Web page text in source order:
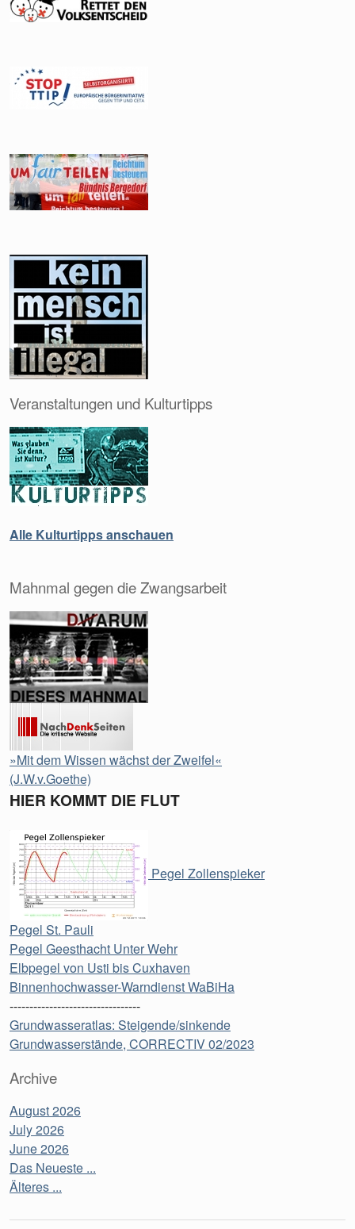
Veranstaltungen und Kulturtipps
Alle Kulturtipps anschauen
Mahnmal gegen die Zwangsarbeit
»Mit dem Wissen wächst der Zweifel«
(J.W.v.Goethe)
HIER KOMMT DIE FLUT
Pegel Zollenspieker
Pegel St. Pauli
Pegel Geesthacht Unter Wehr
Elbpegel von Usti bis Cuxhaven
Binnenhochwasser-Warndienst WaBiHa
---------------------------------
Grundwasseratlas: Steigende/sinkende
Grundwasserstände, CORRECTIV 02/2023
Archive
August 2026
July 2026
June 2026
Das Neueste ...
Älteres ...